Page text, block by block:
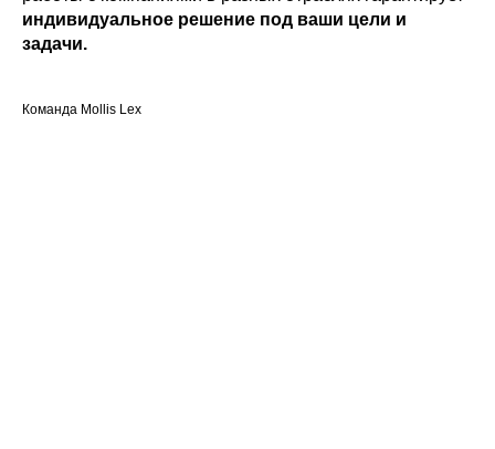
индивидуальное решение под ваши цели и
задачи.
Команда Mollis Lex